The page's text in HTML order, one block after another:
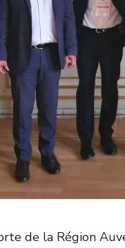
de la Région